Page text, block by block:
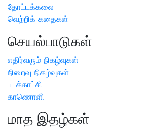
தோட்டக்கலை
வெற்றிக் கதைகள்
செயல்பாடுகள்
எதிர்வரும் நிகழ்வுகள்
நிறைவு நிகழ்வுகள்
படக்காட்சி
காணொளி
மாத இதழ்கள்